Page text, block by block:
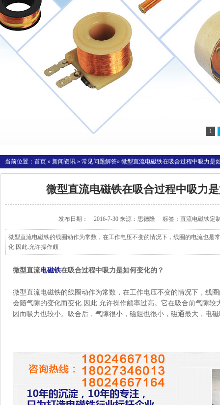
1
当前位置： 首页 » 新闻资讯 » 常见问题解答» 微型直流电磁铁在吸合过程中吸力是
微型直流电磁铁在吸合过程中吸力
发布日期： 2016-7-30 来源： 思德隆 标签： 直流电磁铁定
微型直流电磁铁的线圈动作为常数，在工作电压不变的情况下，线圈的电流也是
化.因此.允许操作颇
微型直流电磁铁在吸合过程中吸力是如何变化的？
微型直流电磁铁的线圈动作为常数，在工作电压不变的情况下，线
会随气隙的变化而变化.因此.允许操作颇率过高。它在吸合前气隙较
因而吸力也较小。吸合后，气隙很小，磁阻也很小，磁通最大，电